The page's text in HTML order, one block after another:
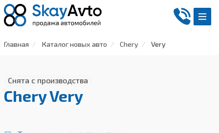
Главная Каталог новых авто Chery Very
Снята с производства
Chery Very